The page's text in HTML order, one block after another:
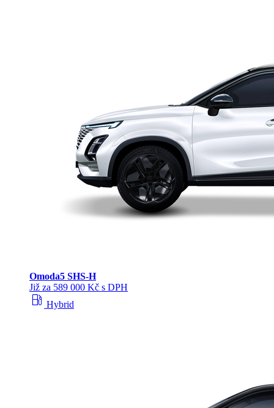
Omoda5 SHS‑H
Již za 589 000 Kč s DPH
local_gas_station Hybrid